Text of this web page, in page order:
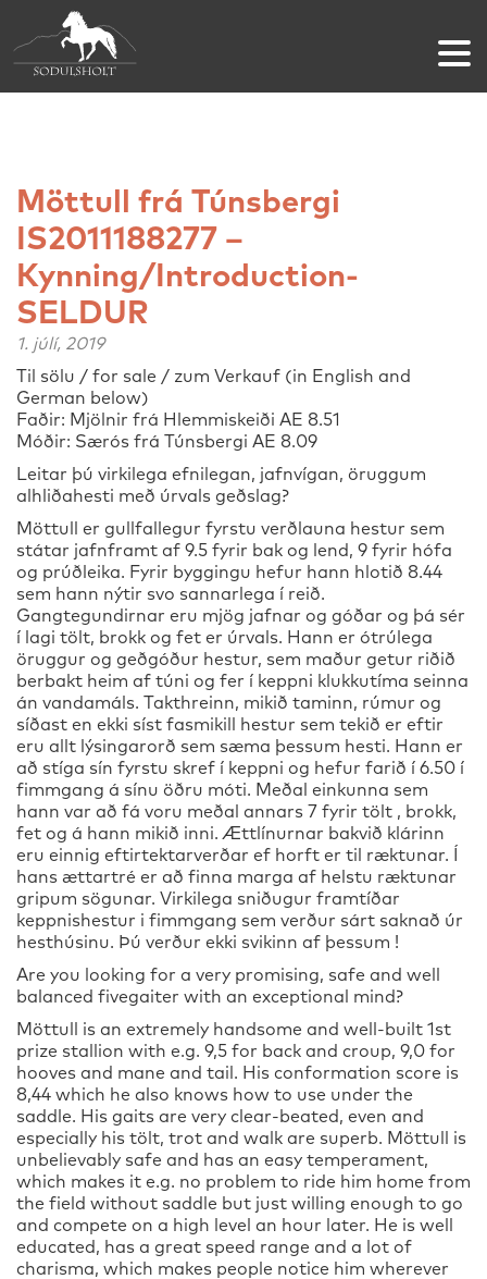
Möttull frá Túnsbergi
IS2011188277 –
Kynning/Introduction-
SELDUR
1. júlí, 2019
Til sölu / for sale / zum Verkauf (in English and
German below)
Faðir: Mjölnir frá Hlemmiskeiði AE 8.51
Móðir: Særós frá Túnsbergi AE 8.09
Leitar þú virkilega efnilegan, jafnvígan, öruggum
alhliðahesti með úrvals geðslag?
Möttull er gullfallegur fyrstu verðlauna hestur sem
státar jafnframt af 9.5 fyrir bak og lend, 9 fyrir hófa
og prúðleika. Fyrir byggingu hefur hann hlotið 8.44
sem hann nýtir svo sannarlega í reið.
Gangtegundirnar eru mjög jafnar og góðar og þá sér
í lagi tölt, brokk og fet er úrvals. Hann er ótrúlega
öruggur og geðgóður hestur, sem maður getur riðið
berbakt heim af túni og fer í keppni klukkutíma seinna
án vandamáls. Takthreinn, mikið taminn, rúmur og
síðast en ekki síst fasmikill hestur sem tekið er eftir
eru allt lýsingarorð sem sæma þessum hesti. Hann er
að stíga sín fyrstu skref í keppni og hefur farið í 6.50 í
fimmgang á sínu öðru móti. Meðal einkunna sem
hann var að fá voru meðal annars 7 fyrir tölt , brokk,
fet og á hann mikið inni. Ættlínurnar bakvið klárinn
eru einnig eftirtektarverðar ef horft er til ræktunar. Í
hans ættartré er að finna marga af helstu ræktunar
gripum sögunar. Virkilega sniðugur framtíðar
keppnishestur i fimmgang sem verður sárt saknað úr
hesthúsinu. Þú verður ekki svikinn af þessum !
Are you looking for a very promising, safe and well
balanced fivegaiter with an exceptional mind?
Möttull is an extremely handsome and well-built 1st
prize stallion with e.g. 9,5 for back and croup, 9,0 for
hooves and mane and tail. His conformation score is
8,44 which he also knows how to use under the
saddle. His gaits are very clear-beated, even and
especially his tölt, trot and walk are superb. Möttull is
unbelievably safe and has an easy temperament,
which makes it e.g. no problem to ride him home from
the field without saddle but just willing enough to go
and compete on a high level an hour later. He is well
educated, has a great speed range and a lot of
charisma, which makes people notice him wherever